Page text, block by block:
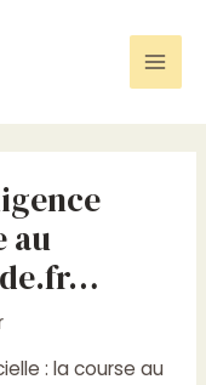
au
: la course au